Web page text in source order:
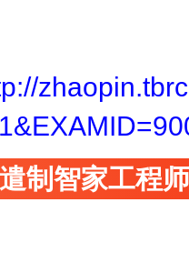
制智家工程